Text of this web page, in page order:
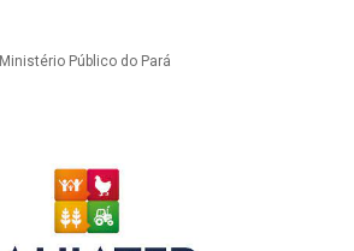
Ministério Público do Pará